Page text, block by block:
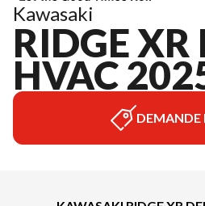
Kawasaki
RIDGE XR
HVAC
DEMANDE